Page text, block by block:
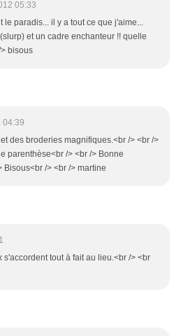
05:33
le paradis... il y a tout ce que j'aime...
et un cadre enchanteur !! quelle
bisous
04:39
des broderies magnifiques.<br /> <br />
parenthèse<br /> <br /> Bonne
Bisous<br /> <br /> martine
s'accordent tout à fait au lieu.<br /> <br